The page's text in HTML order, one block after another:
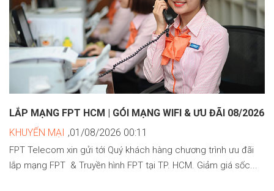
LẮP MẠNG FPT HCM | GÓI MẠNG WIFI & ƯU ĐÃI 08/2026
KHUYẾN MẠI ,01/08/2026 00:11
FPT Telecom xin gửi tới Quý khách hàng chương trình ưu đãi
lắp mạng FPT & Truyền hình FPT tại TP. HCM. Giảm giá sốc...